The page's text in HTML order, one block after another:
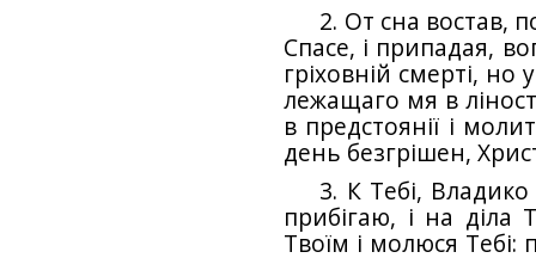
2. От сна востав,
Спасе, і припадая,
гріховній смерті,
лежащаго мя в
в предстоянії і
день безгрішен,
3. К Тебі,
прибігаю, і на діла
Твоїм і молюся